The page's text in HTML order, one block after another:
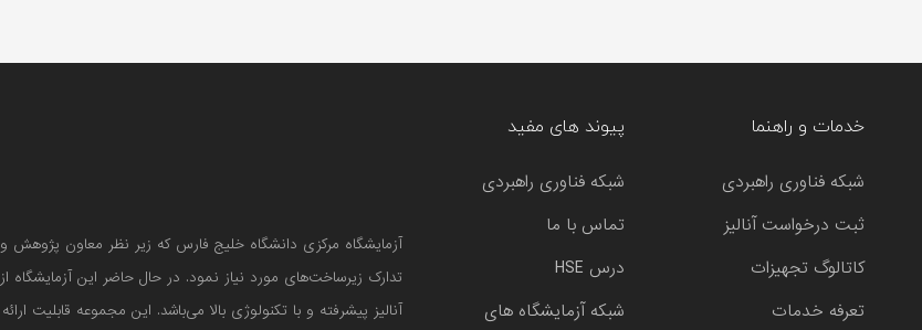
خدمات و راهنما
شبکه فناوری راهبردی
ثبت درخواست آنالیز
کاتالوگ تجهیزات
تعرفه خدمات
پیوند های مفید
شبکه فناوری راهبردی
تماس با ما
درس HSE
شبکه آزمایشگاه های
تدارک زیرساخت‌های مورد نیاز نمود. در حال حاضر این
آنالیز پیشرفته و با تکنولوژی بالا می‌باشد. این مجموعه قابلیت